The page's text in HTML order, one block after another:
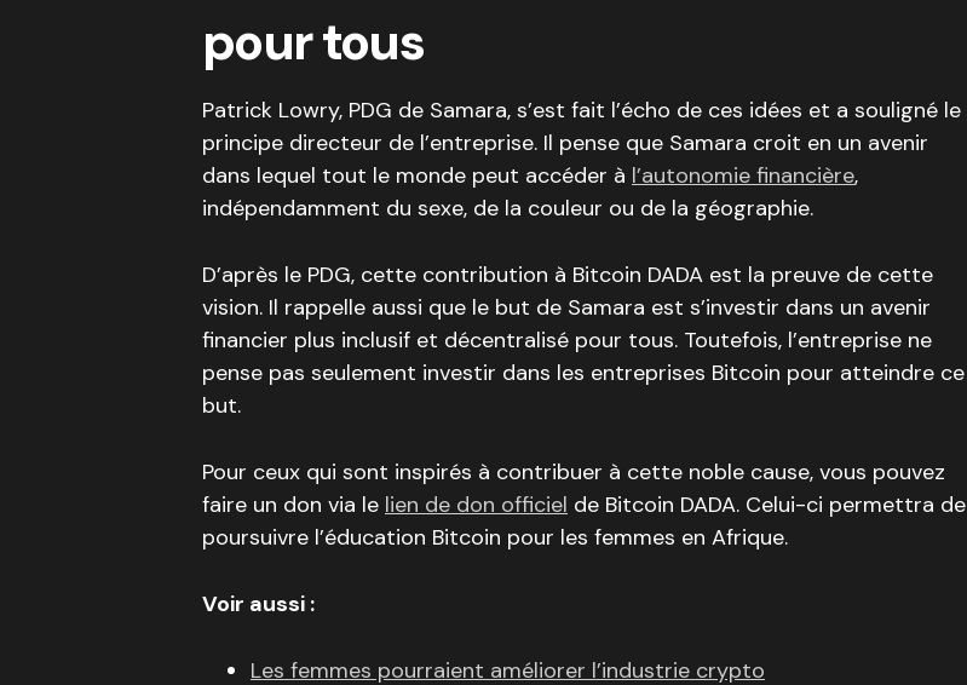
pour tous
Patrick Lowry, PDG de Samara, s’est fait l’écho de ces idées et a souligné le
principe directeur de l’entreprise. Il pense que Samara croit en un avenir
dans lequel tout le monde peut accéder à l’autonomie financière,
indépendamment du sexe, de la couleur ou de la géographie.
D’après le PDG, cette contribution à Bitcoin DADA est la preuve de cette
vision. Il rappelle aussi que le but de Samara est s’investir dans un avenir
financier plus inclusif et décentralisé pour tous. Toutefois, l’entreprise ne
pense pas seulement investir dans les entreprises Bitcoin pour atteindre ce
but.
Pour ceux qui sont inspirés à contribuer à cette noble cause, vous pouvez
faire un don via le lien de don officiel de Bitcoin DADA. Celui-ci permettra de
poursuivre l’éducation Bitcoin pour les femmes en Afrique.
Voir aussi :
Les femmes pourraient améliorer l’industrie crypto